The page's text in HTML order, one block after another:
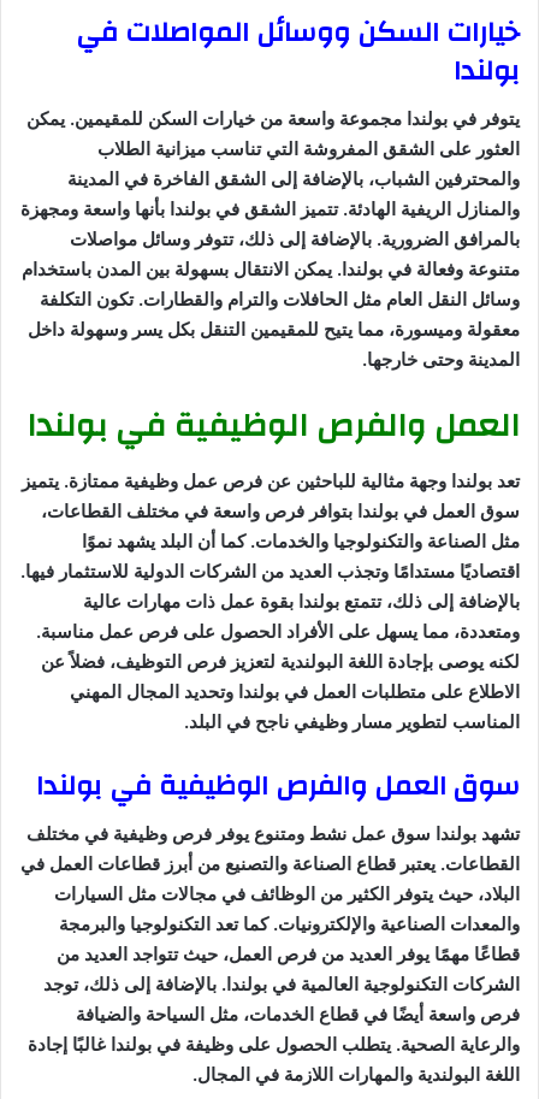
خيارات السكن ووسائل المواصلات في
بولندا
يتوفر في بولندا مجموعة واسعة من خيارات السكن للمقيمين. يمكن
العثور على الشقق المفروشة التي تناسب ميزانية الطلاب
والمحترفين الشباب، بالإضافة إلى الشقق الفاخرة في المدينة
والمنازل الريفية الهادئة. تتميز الشقق في بولندا بأنها واسعة ومجهزة
بالمرافق الضرورية. بالإضافة إلى ذلك، تتوفر وسائل مواصلات
متنوعة وفعالة في بولندا. يمكن الانتقال بسهولة بين المدن باستخدام
وسائل النقل العام مثل الحافلات والترام والقطارات. تكون التكلفة
معقولة وميسورة، مما يتيح للمقيمين التنقل بكل يسر وسهولة داخل
المدينة وحتى خارجها.
العمل والفرص الوظيفية في بولندا
تعد بولندا وجهة مثالية للباحثين عن فرص عمل وظيفية ممتازة. يتميز
سوق العمل في بولندا بتوافر فرص واسعة في مختلف القطاعات،
مثل الصناعة والتكنولوجيا والخدمات. كما أن البلد يشهد نموًا
اقتصاديًا مستدامًا وتجذب العديد من الشركات الدولية للاستثمار فيها.
بالإضافة إلى ذلك، تتمتع بولندا بقوة عمل ذات مهارات عالية
ومتعددة، مما يسهل على الأفراد الحصول على فرص عمل مناسبة.
لكنه يوصى بإجادة اللغة البولندية لتعزيز فرص التوظيف، فضلاً عن
الاطلاع على متطلبات العمل في بولندا وتحديد المجال المهني
المناسب لتطوير مسار وظيفي ناجح في البلد.
سوق العمل والفرص الوظيفية في بولندا
تشهد بولندا سوق عمل نشط ومتنوع يوفر فرص وظيفية في مختلف
القطاعات. يعتبر قطاع الصناعة والتصنيع من أبرز قطاعات العمل في
البلاد، حيث يتوفر الكثير من الوظائف في مجالات مثل السيارات
والمعدات الصناعية والإلكترونيات. كما تعد التكنولوجيا والبرمجة
قطاعًا مهمًا يوفر العديد من فرص العمل، حيث تتواجد العديد من
الشركات التكنولوجية العالمية في بولندا. بالإضافة إلى ذلك، توجد
فرص واسعة أيضًا في قطاع الخدمات، مثل السياحة والضيافة
والرعاية الصحية. يتطلب الحصول على وظيفة في بولندا غالبًا إجادة
اللغة البولندية والمهارات اللازمة في المجال.